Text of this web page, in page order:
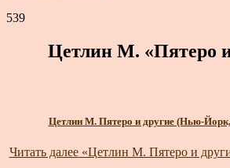
539
Цетлин М. «Пятеро
Цетлин М. Пятеро и другие (Нью-
Читать далее«Цетлин М. Пятеро и